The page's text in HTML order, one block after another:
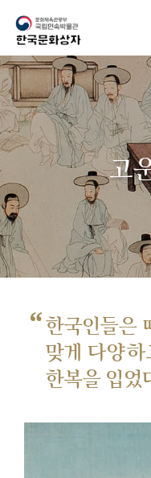
고
“한국인들은
맞게 다양하
한복을 입었